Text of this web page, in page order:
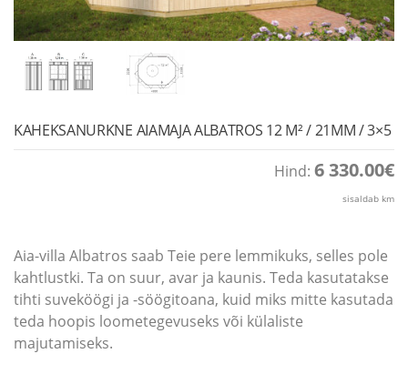
KAHEKSANURKNE AIAMAJA ALBATROS 12 M² / 21MM / 3×5
Hind: 6 330.00€
sisaldab km
Aia-villa Albatros saab Teie pere lemmikuks, selles pole
kahtlustki. Ta on suur, avar ja kaunis. Teda kasutatakse
tihti suveköögi ja -söögitoana, kuid miks mitte kasutada
teda hoopis loometegevuseks või külaliste
majutamiseks.